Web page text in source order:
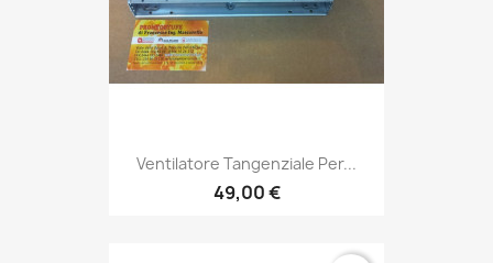
Ventilatore Tangenziale Per...
49,00 €